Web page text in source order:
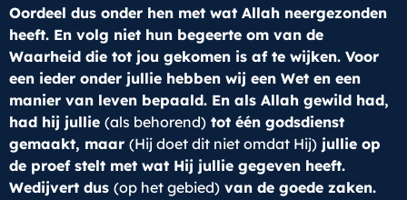
Oordeel dus onder hen met wat Allah neergezonden
heeft. En volg niet hun begeerte om van de
Waarheid die tot jou gekomen is af te wijken. Voor
een ieder onder jullie hebben wij een Wet en een
manier van leven bepaald. En als Allah gewild had,
had hij jullie (als behorend) tot één godsdienst
gemaakt, maar (Hij doet dit niet omdat Hij) jullie op
de proef stelt met wat Hij jullie gegeven heeft.
Wedijvert dus (op het gebied) van de goede zaken.